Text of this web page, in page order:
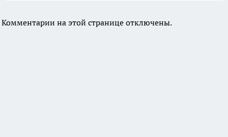
Комментарии на этой странице отключены.